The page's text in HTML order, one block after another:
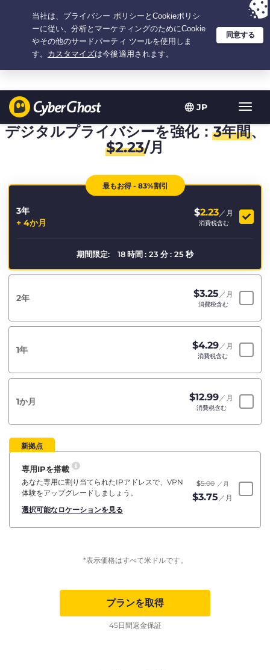
JP
ト
グ
ル
ゲ
シ
ョ
選択プラン：3.3333333333333年間 $ 2.23/月の 大特価
デジタルプライバシーを強化：3年間、
$2.23/月
最もお得 - 83%割引
3年
+ 4か月
$2.23 ／月
消費税含む
期間限定: 18時間: 23 分: 24秒
2年 $3.25 ／月
消費税含む
1年 $4.29 ／月
消費税含む
1か月 $12.99 ／月
消費税含む
新拠点
専用IPを搭載
あなた専用に割り当てられたIPアドレスで、VPN
体験をアップグレードしましょう。
選択可能なロケーションを見る
$5.00 ／月
$3.75 ／月
*表示価格はすべて米ドルです。
プランを取得
45日間返金保証